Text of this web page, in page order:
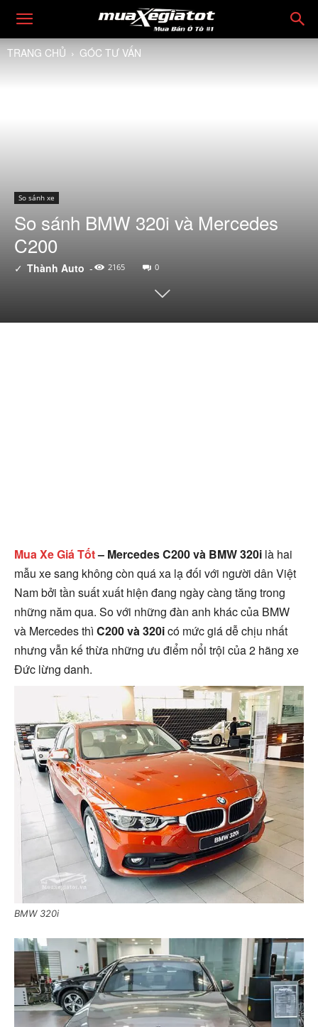
TRANG CHỦ GÓC TƯ VẤN
So sánh xe
So sánh BMW 320i và Mercedes
C200
✓ Thành Auto - 2165 0
Mua Xe Giá Tốt– Mercedes C200 và BMW 320i là hai
mẫu xe sang không còn quá xa lạ đối với người dân Việt
Nam bởi tần suất xuất hiện đang ngày càng tăng trong
những năm qua. So với những đàn anh khác của BMW
và Mercedes thì C200 và 320icó mức giá dễ chịu nhất
nhưng vẫn kế thừa những ưu điểm nổi trội của 2 hãng xe
Đức lừng danh.
BMW 320i